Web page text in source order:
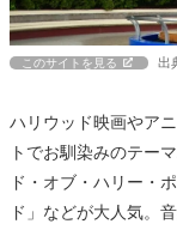
このサイトを見る 出
ハリウッド映画やア
トでお馴染みのテー
ド・オブ・ハリー・
ド」などが大人気。